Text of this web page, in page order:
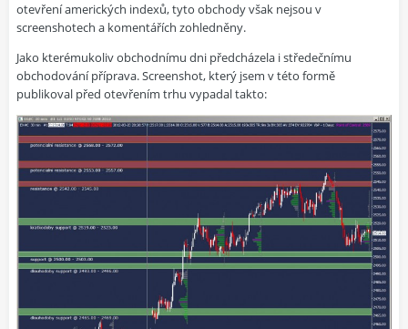
otevření amerických indexů, tyto obchody však nejsou v
screenshotech a komentářích zohledněny.
Jako kterémukoliv obchodnímu dni předcházela i středečnímu
obchodování příprava. Screenshot, který jsem v této formě
publikoval před otevřením trhu vypadal takto: